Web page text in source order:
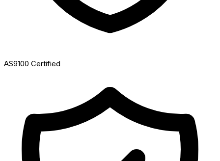
AS9100 Certified